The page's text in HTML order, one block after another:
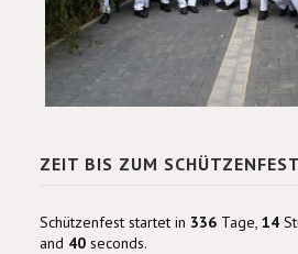
ZEIT BIS ZUM
Schützenfest startet in 336 Tage, 14
and 40 seconds.